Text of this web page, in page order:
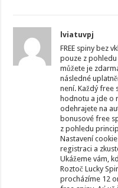
lviatuvpj
FREE spiny bez
pouze z pohledu
můžete je
následné
není. Každý free
hodnotu a jde o
odehrajete na
bonusové free
z pohledu
Nastavení
registraci a
Ukážeme vám,
Roztoč Lucky
procházíme 12